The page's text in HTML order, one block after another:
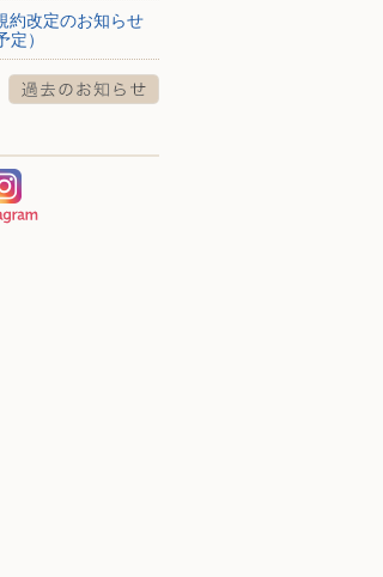
約改定のお知らせ
定）